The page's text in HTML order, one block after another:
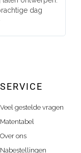
dag
SERVICE
Veel gestelde vragen
Matentabel
Over ons
Nabestellingen